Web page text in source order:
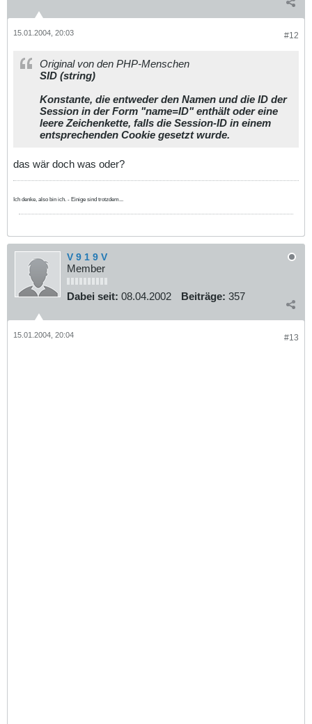
#12
15.01.2004, 20:03
Original von den PHP-Menschen
SID (string)
Konstante, die entweder den Namen und die ID der
Session in der Form "name=ID" enthält oder eine
leere Zeichenkette, falls die Session-ID in einem
entsprechenden Cookie gesetzt wurde.
das wär doch was oder?
Ich denke, also bin ich. - Einige sind trotzdem...
V 9 1 9 V
Member
Dabei seit: 08.04.2002 Beiträge: 357
#13
15.01.2004, 20:04